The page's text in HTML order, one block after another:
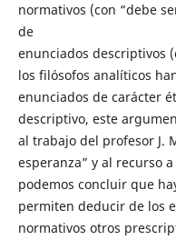
normativos (con “debe
de
enunciados descriptivos
los filósofos analíticos
enunciados de carácter
descriptivo, este
al trabajo del profesor J.
esperanza” y al recurso
podemos concluir que
permiten deducir de los
normativos otros